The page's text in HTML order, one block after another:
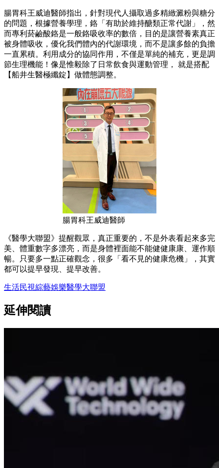
腸胃科王威迪醫師指出，針對現代人攝取過多精緻澱粉與糖分
的問題，根據營養學理，鉻「有助於維持醣類正常代謝」，然
而專利菸鹼酸鉻是一般鉻吸收率的數倍，目的是讓營養素真正
被身體吸收，優化我們體內的代謝環境，而不是讓多餘的負擔
一直累積。利用成分的協同作用，不僅是單純的補充，更是調
節生理機能！像是惟毅除了日常飲食與運動管理， 就是搭配
【船井生醫極纖錠】做體態調整。
腸胃科王威迪醫師
《醫學大聯盟》提醒觀眾，真正重要的，不是外表看起來多完
美、體重數字多漂亮，而是身體裡面能不能健健康康、運作順
暢。只要多一點正確觀念，很多「看不見的健康危機」，其實
都可以提早發現、提早改善。
生活民視綜藝娛樂醫學大聯盟
延伸閱讀